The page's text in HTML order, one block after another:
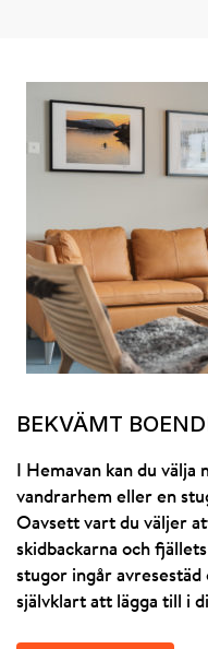
BEKVÄMT
I Hemavan kan du
vandrarhem eller en
Oavsett vart du väljer
skidbackarna och
stugor ingår
självklart att lägga till i